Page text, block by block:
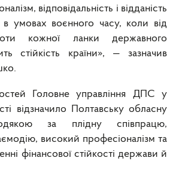
відповідальність і відданість
умовах воєнного часу, коли від
кожної ланки державного
стійкість країни», — зазначив
Головне управління ДПС у
відзначило Полтавську обласну
за плідну співпрацю,
високий професіоналізм та
фінансової стійкості держави й